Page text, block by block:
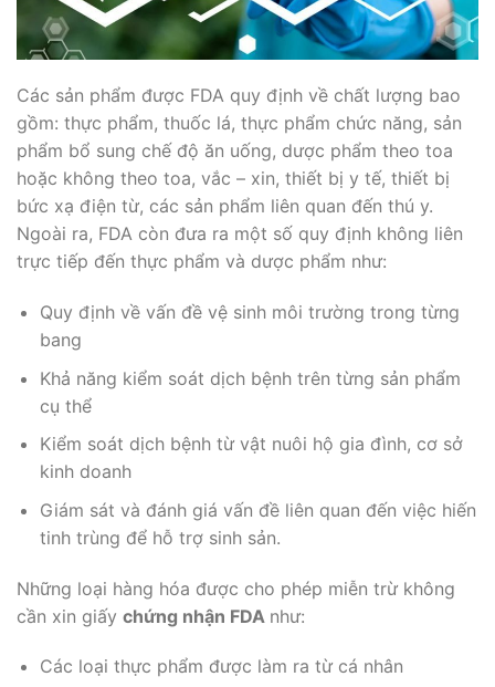
Các sản phẩm được FDA quy định về chất lượng bao
gồm: thực phẩm, thuốc lá, thực phẩm chức năng, sản
phẩm bổ sung chế độ ăn uống, dược phẩm theo toa
hoặc không theo toa, vắc – xin, thiết bị y tế, thiết bị
bức xạ điện từ, các sản phẩm liên quan đến thú y.
Ngoài ra, FDA còn đưa ra một số quy định không liên
trực tiếp đến thực phẩm và dược phẩm như:
Quy định về vấn đề vệ sinh môi trường trong từng
bang
Khả năng kiểm soát dịch bệnh trên từng sản phẩm
cụ thể
Kiểm soát dịch bệnh từ vật nuôi hộ gia đình, cơ sở
kinh doanh
Giám sát và đánh giá vấn đề liên quan đến việc hiến
tinh trùng để hỗ trợ sinh sản.
Những loại hàng hóa được cho phép miễn trừ không
cần xin giấy chứng nhận FDA như:
Các loại thực phẩm được làm ra từ cá nhân